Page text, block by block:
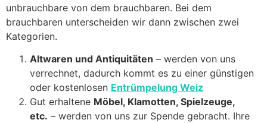
unbrauchbare von dem brauchbaren. Bei dem
brauchbaren unterscheiden wir dann zwischen zwei
Kategorien.
Altwaren und Antiquitäten – werden von uns
verrechnet, dadurch kommt es zu einer günstigen
oder kostenlosen Entrümpelung Weiz
Gut erhaltene Möbel, Klamotten, Spielzeuge,
etc. – werden von uns zur Spende gebracht. Ihre